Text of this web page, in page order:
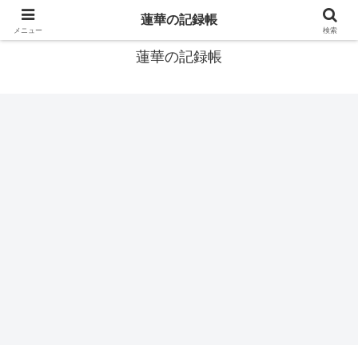
窓際社員の現役SEによるゲーム攻略、IT関連のメモです
蓮華の記録帳
メニュー
蓮華の記録帳
検索